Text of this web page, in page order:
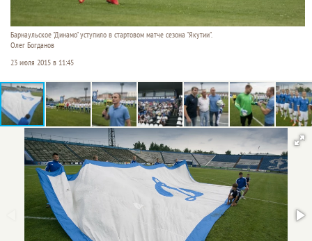
Барнаульское "Динамо" уступило в стартовом матче сезона "Якутии".
Олег Богданов
23 июля 2015 в 11:45